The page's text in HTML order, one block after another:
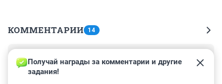
КОММЕНТАРИИ 14
7 апреля 2023, 11:41
А концессионер когда собирается пути менять ?
Получай награды за комментарии и другие
задания!